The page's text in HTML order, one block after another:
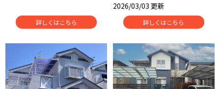
詳しくはこちら
2026/03/03 更新
詳しくはこちら